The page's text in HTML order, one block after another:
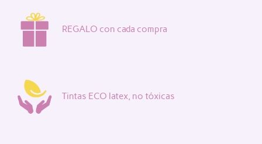
REGALO con cada compra
Tintas ECO latex, no tóxicas